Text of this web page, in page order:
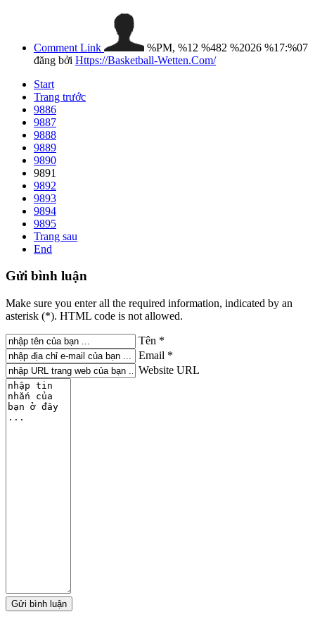
Comment Link
%PM, %12 %482 %2026 %17:%07
đăng bởi Https://Basketball-Wetten.Com/
Start
Trang trước
9886
9887
9888
9889
9890
9891
9892
9893
9894
9895
Trang sau
End
Gửi bình luận
Make sure you enter all the required information, indicated by an
asterisk (*). HTML code is not allowed.
Tên *
Email *
Website URL